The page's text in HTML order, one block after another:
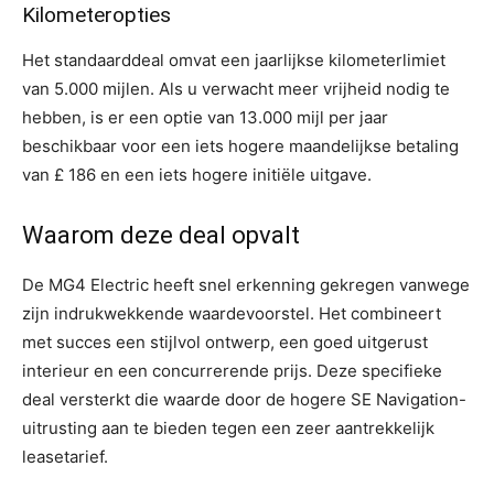
Kilometeropties
Het standaarddeal omvat een jaarlijkse kilometerlimiet
van 5.000 mijlen. Als u verwacht meer vrijheid nodig te
hebben, is er een optie van 13.000 mijl per jaar
beschikbaar voor een iets hogere maandelijkse betaling
van £ 186 en een iets hogere initiële uitgave.
Waarom deze deal opvalt
De MG4 Electric heeft snel erkenning gekregen vanwege
zijn indrukwekkende waardevoorstel. Het combineert
met succes een stijlvol ontwerp, een goed uitgerust
interieur en een concurrerende prijs. Deze specifieke
deal versterkt die waarde door de hogere SE Navigation-
uitrusting aan te bieden tegen een zeer aantrekkelijk
leasetarief.